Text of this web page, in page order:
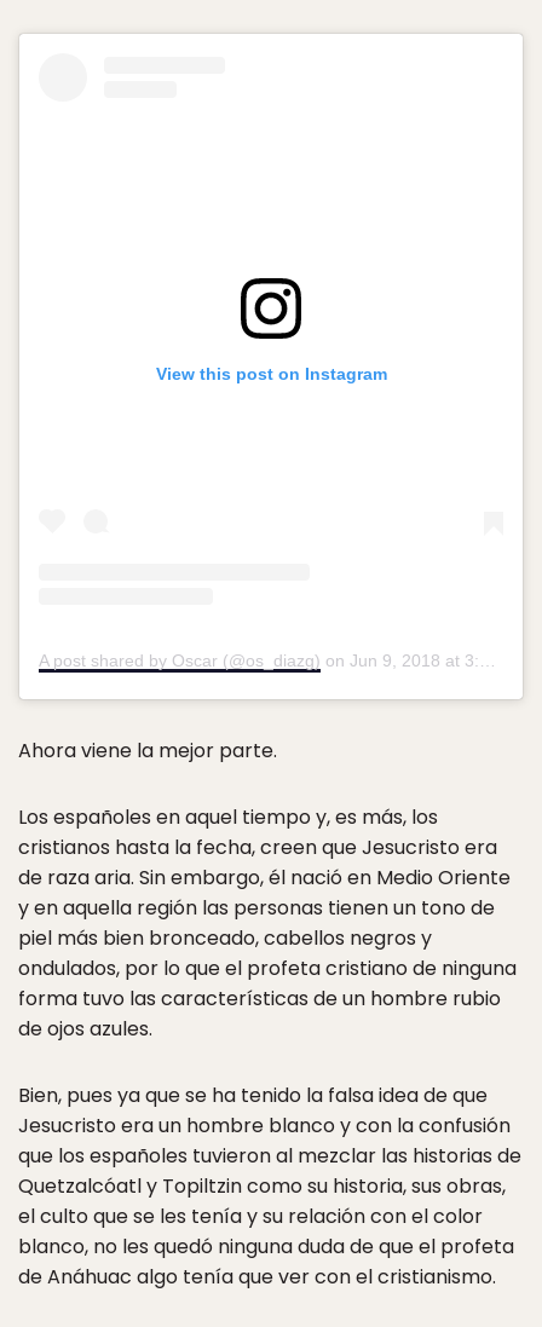
View this post on Instagram
A post shared by Oscar (@os_diazg) on Jun 9, 2018 at 3:46pm PDT
Ahora viene la mejor parte.
Los españoles en aquel tiempo y, es más, los
cristianos hasta la fecha, creen que Jesucristo era
de raza aria. Sin embargo, él nació en Medio Oriente
y en aquella región las personas tienen un tono de
piel más bien bronceado, cabellos negros y
ondulados, por lo que el profeta cristiano de ninguna
forma tuvo las características de un hombre rubio
de ojos azules.
Bien, pues ya que se ha tenido la falsa idea de que
Jesucristo era un hombre blanco y con la confusión
que los españoles tuvieron al mezclar las historias de
Quetzalcóatl y Topiltzin como su historia, sus obras,
el culto que se les tenía y su relación con el color
blanco, no les quedó ninguna duda de que el profeta
de Anáhuac algo tenía que ver con el cristianismo.